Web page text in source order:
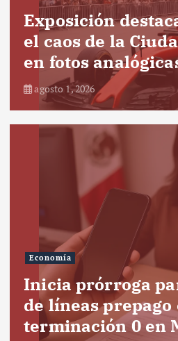
Exposición
el caos de la
en fotos
agosto 1, 2026
Economía
Inicia prórroga
de líneas prepago
terminación 0 en